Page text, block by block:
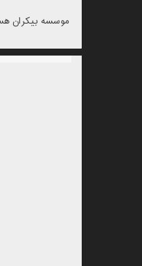
موسسه بیکران